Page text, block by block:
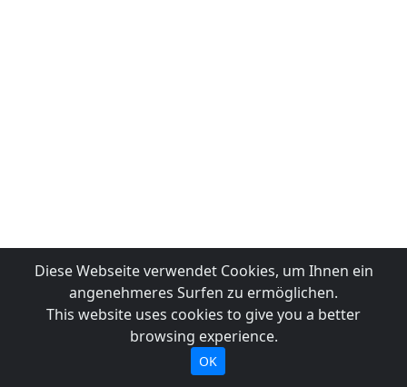
Diese Webseite verwendet Cookies, um Ihnen ein
angenehmeres Surfen zu ermöglichen.
This website uses cookies to give you a better
browsing experience.
OK